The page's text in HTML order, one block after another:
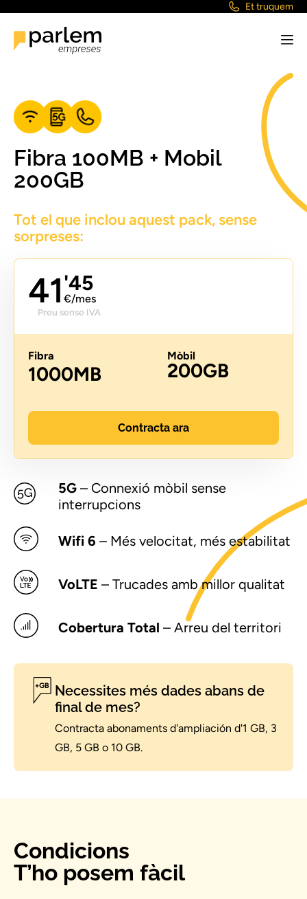
Et truquem
Fibra 100MB + Mobil
200GB
Tot el que inclou aquest pack, sense
sorpreses:
41'45
€/mes
Preu sense IVA
Fibra
1000MB
Mòbil
200GB
Contracta ara
5G – Connexió mòbil sense
interrupcions
Wifi 6 – Més velocitat, més estabilitat
VoLTE – Trucades amb millor qualitat
Cobertura Total – Arreu del territori
Necessites més dades abans de
final de mes?
Contracta abonaments d'ampliación d'1 GB, 3
GB, 5 GB o 10 GB.
Condicions
T’ho posem fàcil